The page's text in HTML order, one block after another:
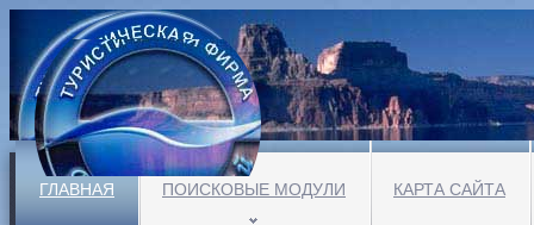
ГЛАВНАЯ ПОИСКОВЫЕ МОДУЛИ КАРТА САЙТА